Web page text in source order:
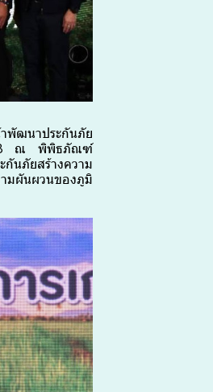
พัฒนาประกันภัย
ณ พิพิธภัณฑ์
นภัยสร้างความ
มผันผวนของภูมิ